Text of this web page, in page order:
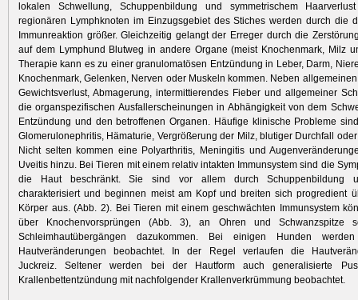
lokalen Schwellung, Schuppenbildung und symmetrischem
regionären Lymphknoten im Einzugsgebiet des Stiches werden durch die
Immunreaktion größer. Gleichzeitig gelangt der Erreger durch die
auf dem Lymphund Blutweg in andere Organe (meist Knochenmark, Milz
Therapie kann es zu einer granulomatösen Entzündung in Leber, Darm,
Knochenmark, Gelenken, Nerven oder Muskeln kommen. Neben
Gewichtsverlust, Abmagerung, intermittierendes Fieber und allgemeiner
dieorganspezifischen Ausfallerscheinungen in Abhängigkeit von dem
Entzündung und den betroffenen Organen. Häufige klinische Probleme
Glomerulonephritis, Hämaturie, Vergrößerung der Milz, blutiger Durchfall
Nicht selten kommen eine Polyarthritis, Meningitis und
Uveitis hinzu. Bei Tieren mit einem relativ intakten Immunsystem sind die
die Haut beschränkt. Sie sind vor allem durch Schuppenbildung
charakterisiert und beginnen meist am Kopf und breiten sich progredient
Körper aus. (Abb. 2). Bei Tieren mit einem geschwächten Immunsystem
über Knochenvorsprüngen (Abb. 3), an Ohren und Schwanzspitze
Schleimhautübergängen dazukommen. Bei einigen Hunden
Hautveränderungen beobachtet. In der Regel verlaufen die
Juckreiz. Seltener werden bei der Hautform auch generalisierte
Krallenbettentzündung mit nachfolgender Krallenverkrümmung beobachtet.